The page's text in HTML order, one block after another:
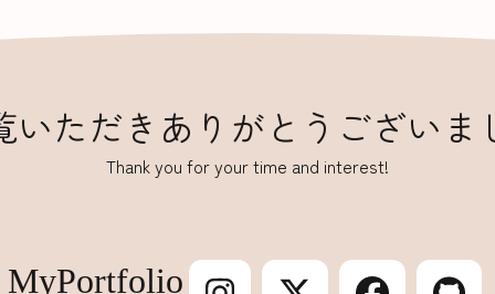
いただきありがとうございま
Thank you for your time and interest!
MyPortfolio